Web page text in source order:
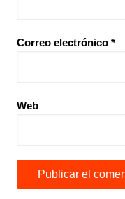
Correo electrónico *
Web